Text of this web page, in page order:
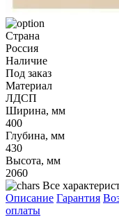
Страна
Россия
Наличие
Под заказ
Материал
ЛДСП
Ширина, мм
400
Глубина, мм
430
Высота, мм
2060
Все
Описание Гарантия
оплаты